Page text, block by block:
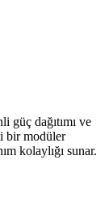
güç dağıtımı ve
bir modüler
kolaylığı sunar.